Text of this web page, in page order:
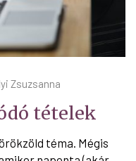
Zsuzsanna
tételek
téma. Mégis